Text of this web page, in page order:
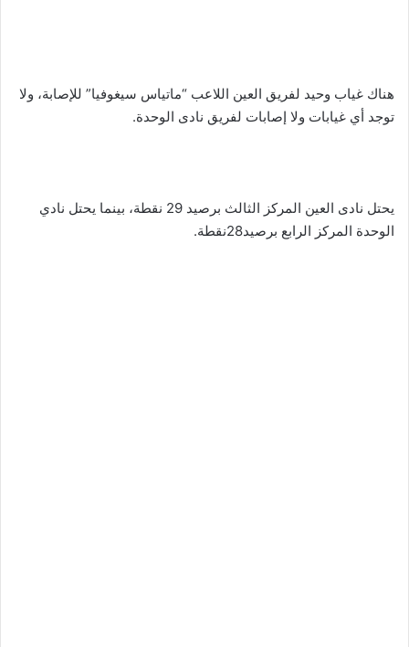
هناك غياب وحيد لفريق العين اللاعب “ماتياس سيغوفيا” للإصابة، ولا
توجد أي غيابات ولا إصابات لفريق نادى الوحدة.
يحتل نادى العين المركز الثالث برصيد 29 نقطة، بينما يحتل نادي
الوحدة المركز الرابع برصيد28نقطة.